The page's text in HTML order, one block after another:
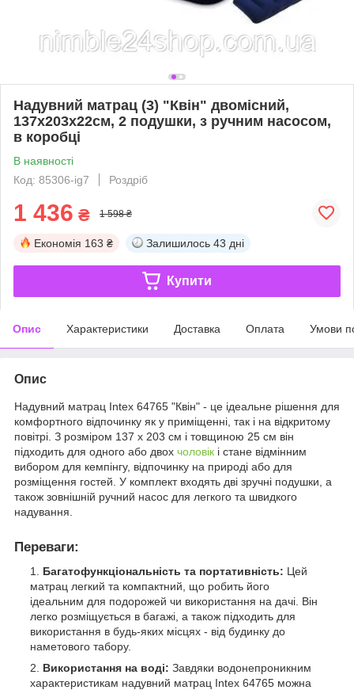
Надувний матрац (3) "Квін" двомісний,
137х203х22см, 2 подушки, з ручним насосом,
в коробці
В наявності
Код: 85306-ig7
Роздріб
1 436 ₴ 1 598 ₴
Економія 163 ₴ Залишилось 43 дні
Купити
Опис Характеристики Доставка Оплата Умови
Опис
Надувний матрац Intex 64765 "Квін" - це ідеальне рішення для
комфортного відпочинку як у приміщенні, так і на відкритому
повітрі. З розміром 137 х 203 см і товщиною 25 см він
підходить для одного або двох чоловік і стане відмінним
вибором для кемпінгу, відпочинку на природі або для
розміщення гостей. У комплект входять дві зручні подушки, а
також зовнішній ручний насос для легкого та швидкого
надування.
Переваги:
Багатофункціональність та портативність: Цей
матрац легкий та компактний, що робить його
ідеальним для подорожей чи використання на дачі. Він
легко розміщується в багажі, а також підходить для
використання в будь-яких місцях - від будинку до
наметового табору.
Використання на воді: Завдяки водонепроникним
характеристикам надувний матрац Intex 64765 можна